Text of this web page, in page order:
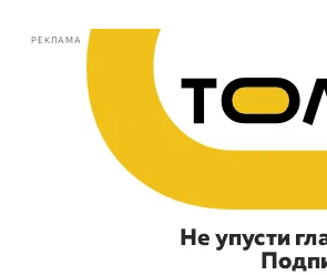
РЕКЛАМА